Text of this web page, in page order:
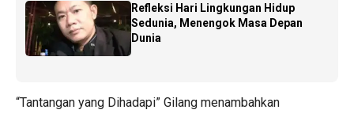
Refleksi Hari Lingkungan Hidup
Sedunia, Menengok Masa Depan
Dunia
“Tantangan yang Dihadapi” Gilang menambahkan